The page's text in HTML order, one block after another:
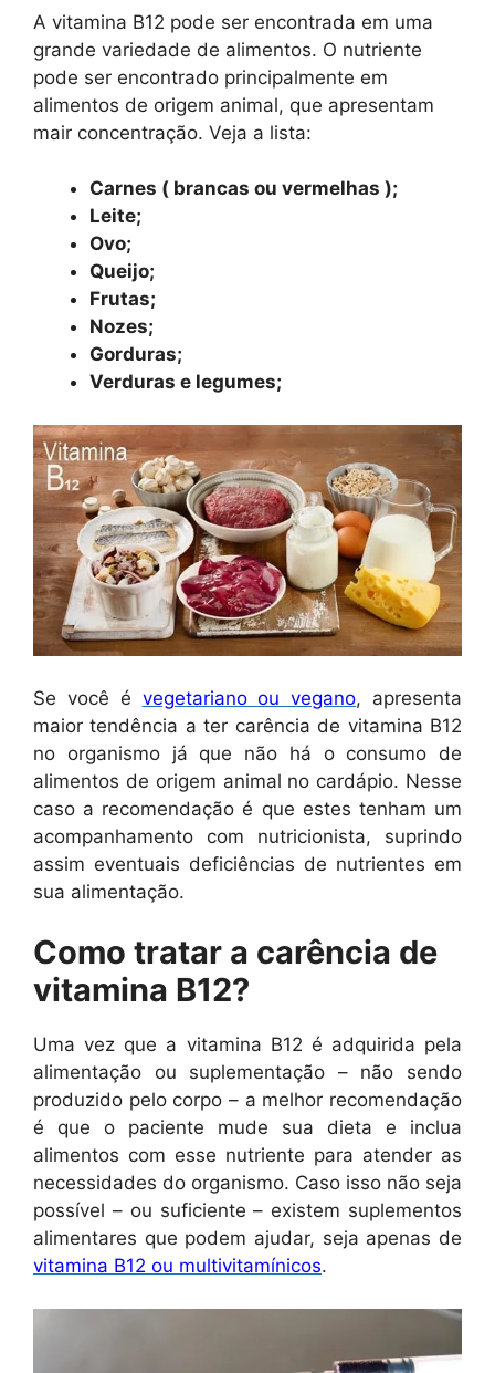
A vitamina B12 pode ser encontrada em uma
grande variedade de alimentos. O nutriente
pode ser encontrado principalmente em
alimentos de origem animal, que apresentam
mair concentração. Veja a lista:
Carnes ( brancas ou vermelhas );
Leite;
Ovo;
Queijo;
Frutas;
Nozes;
Gorduras;
Verduras e legumes;
Se você é vegetariano ou vegano, apresenta
maior tendência a ter carência de vitamina B12
no organismo já que não há o consumo de
alimentos de origem animal no cardápio. Nesse
caso a recomendação é que estes tenham um
acompanhamento com nutricionista, suprindo
assim eventuais deficiências de nutrientes em
sua alimentação.
Como tratar a carência de
vitamina B12?
Uma vez que a vitamina B12 é adquirida pela
alimentação ou suplementação – não sendo
produzido pelo corpo – a melhor recomendação
é que o paciente mude sua dieta e inclua
alimentos com esse nutriente para atender as
necessidades do organismo. Caso isso não seja
possível – ou suficiente – existem suplementos
alimentares que podem ajudar, seja apenas de
vitamina B12 ou multivitamínicos.